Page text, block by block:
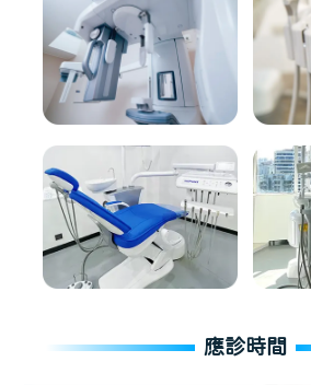
應診時間